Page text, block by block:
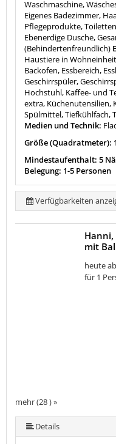
Waschmaschine,
Eigenes Badezimmer,
Pflegeprodukte,
Ebenerdige Dusche,
(Behindertenfreundlich)
Haustiere in
Backofen, Essbereich,
Geschirrspüler,
Hochstuhl, Kaffee- und
extra, Küchenutensilien,
Spülmittel, Tiefkühlfach,
Medien und Technik:
Größe (Quadratmeter):
Mindestaufenthalt: 5
Belegung: 1-5 Personen
Verfügbarkeiten
mehr (28 ) »
mehr (28 ) »
mehr (28 ) »
mehr (28 ) »
mehr (28 ) »
mehr (28 ) »
mehr (28 ) »
mehr (28 ) »
mehr (28 ) »
mehr (28 ) »
mehr (28 ) »
mehr (28 ) »
mehr (28 ) »
mehr (28 ) »
mehr (28 ) »
mehr (28 ) »
mehr (28 ) »
mehr (28 ) »
mehr (28 ) »
mehr (28 ) »
mehr (28 ) »
mehr (28 ) »
mehr (28 ) »
mehr (28 ) »
mehr (28 ) »
Hanni,
mit
heute ab
für 1
Details